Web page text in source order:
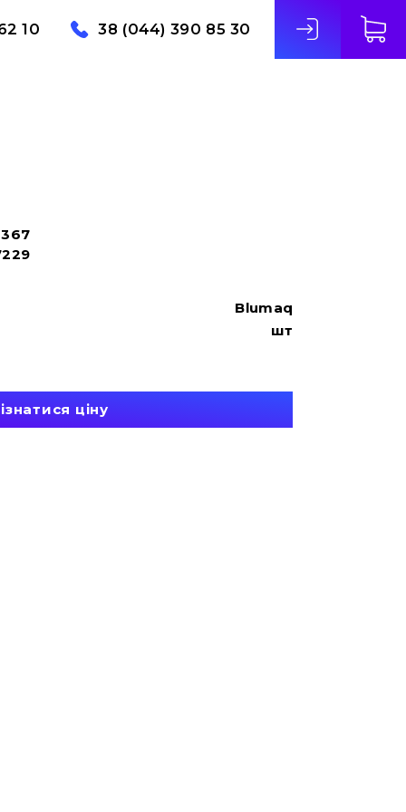
10 38 (044) 390 85 30
Blumaq
шт
ціну